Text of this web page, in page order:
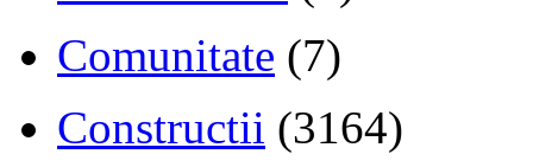
Comunitate (7)
Constructii (3164)